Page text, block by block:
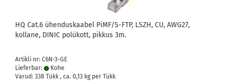
HQ Cat.6 ühenduskaabel PiMF/S-FTP, LSZH, CU, AWG27,
kollane, DINIC polükott, pikkus 3m.
Artikli nr: C6N-3-GE
Lieferbar:
Kohe
Varud: 338 Tükk , ca. 0,13 kg per Tükk